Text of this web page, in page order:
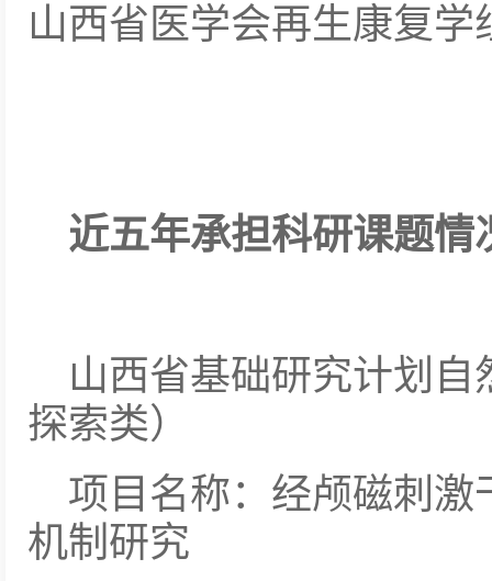
山西省医学会再生康复学
近五年承担科研课题情
山西省基础研究计划
探索类）
项目名称：经颅磁刺
机制研究